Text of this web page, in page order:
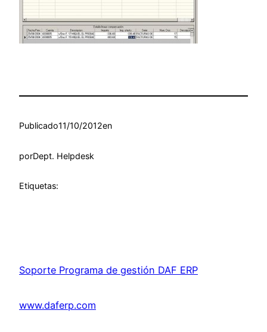
Publicado11/10/2012en
porDept. Helpdesk
Etiquetas:
Soporte Programa de gestión DAF ERP
www.daferp.com